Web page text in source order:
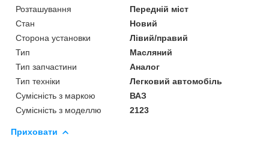
Розташування
Передній міст
Стан
Новий
Сторона установки
Лівий/правий
Тип
Масляний
Тип запчастини
Аналог
Тип техніки
Легковий автомобіль
Сумісність з маркою
ВАЗ
Сумісність з моделлю
2123
Приховати